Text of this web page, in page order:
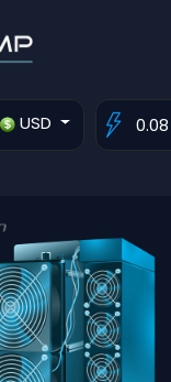
USD